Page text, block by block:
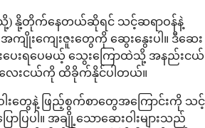
) နို့တိုက်နေတယ်ဆိုရင် သင့်ဆရာဝန်နဲ့
အကျိုးကျေးဇူးတွေကို ဆွေးနွေးပါ။ ဒီဆေး
ေးရပေမယ့် သွေးကြောထဲသို့ အနည်းငယ်
လေးငယ်ကို ထိခိုက်နိုင်ပါတယ်။
းတွေနဲ့ ဖြည့်စွက်စာတွေအကြောင်းကို သင့်
ာပြပါ။ အချို့သောဆေးဝါးများသည်